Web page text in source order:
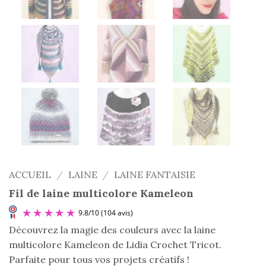
ACCUEIL / LAINE / LAINE FANTAISIE
Fil de laine multicolore Kameleon
Découvrez la magie des couleurs avec la laine
multicolore Kameleon de Lidia Crochet Tricot.
Parfaite pour tous vos projets créatifs !